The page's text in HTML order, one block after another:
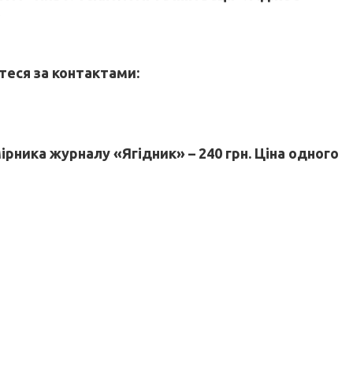
за контактами:
журналу «Ягідник» – 240 грн. Ціна одного